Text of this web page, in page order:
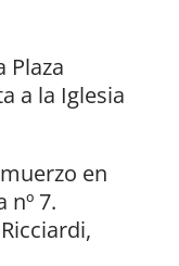
Plaza
a la Iglesia
en
nº 7.